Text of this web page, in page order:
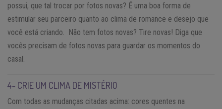
possui, que tal trocar por fotos novas? É uma boa forma de
estimular seu parceiro quanto ao clima de romance e desejo que
você está criando. Não tem fotos novas? Tire novas! Diga que
vocês precisam de fotos novas para guardar os momentos do
casal.
4- CRIE UM CLIMA DE MISTÉRIO
Com todas as mudanças citadas acima: cores quentes na